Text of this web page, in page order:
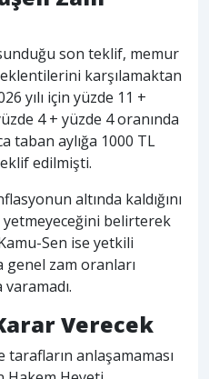
son teklif, memur
karşılamaktan
yılı için yüzde 11 +
4 + yüzde 4 oranında
taban aylığa 1000 TL
edilmişti.
altında kaldığını
yetmeyeceğini belirterek
Sen ise yetkili
zam oranları
Verecek
anlaşamaması